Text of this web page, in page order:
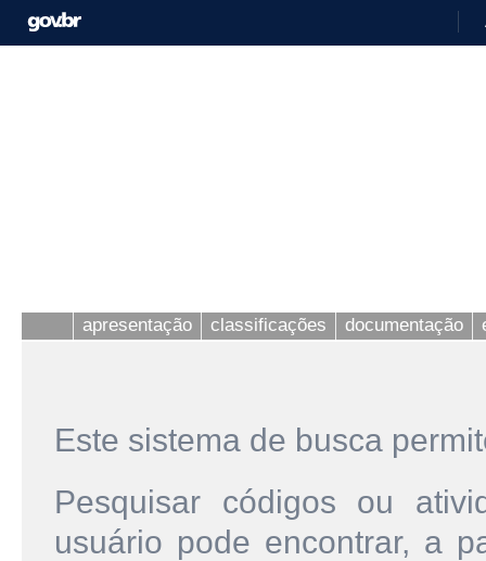
apresentação classificações documentação
Este sistema de busca
Pesquisar códigos ou
usuário pode encontrar, a